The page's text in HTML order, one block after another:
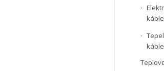
káble
káble